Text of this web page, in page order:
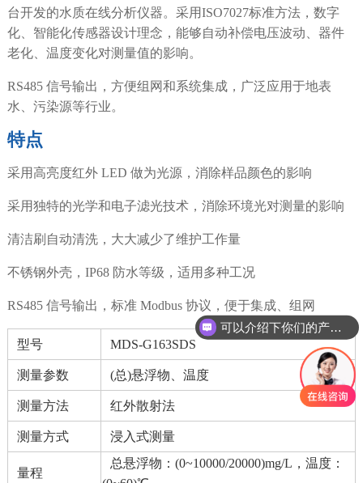
台开发的水质在线分析仪器。采用ISO7027标准方法，数字
化、智能化传感器设计理念，能够自动补偿电压波动、器件
老化、温度变化对测量值的影响。
RS485 信号输出，方便组网和系统集成，广泛应用于地表
水、污染源等行业。
特点
采用高亮度红外 LED 做为光源，消除样品颜色的影响
采用独特的光学和电子滤光技术，消除环境光对测量的影响
清洁刷自动清洗，大大减少了维护工作量
不锈钢外壳，IP68 防水等级，适用多种工况
RS485 信号输出，标准 Modbus 协议，便于集成、组网
型号 MDS-G163SDS
测量参数 (总)悬浮物、温度
测量方法 红外散射法
测量方式 浸入式测量
量程
总悬浮物：(0~10000/20000)mg/L，温度：
可以介绍下你们的产品么